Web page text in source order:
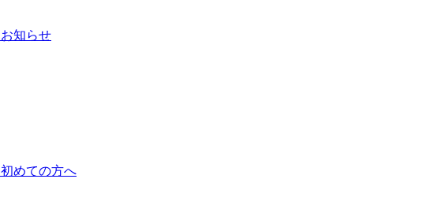
お知らせ
初めての方へ